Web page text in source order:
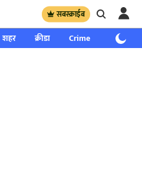
सबस्क्राईब
शहर क्रीडा Crime साप्ताहिक